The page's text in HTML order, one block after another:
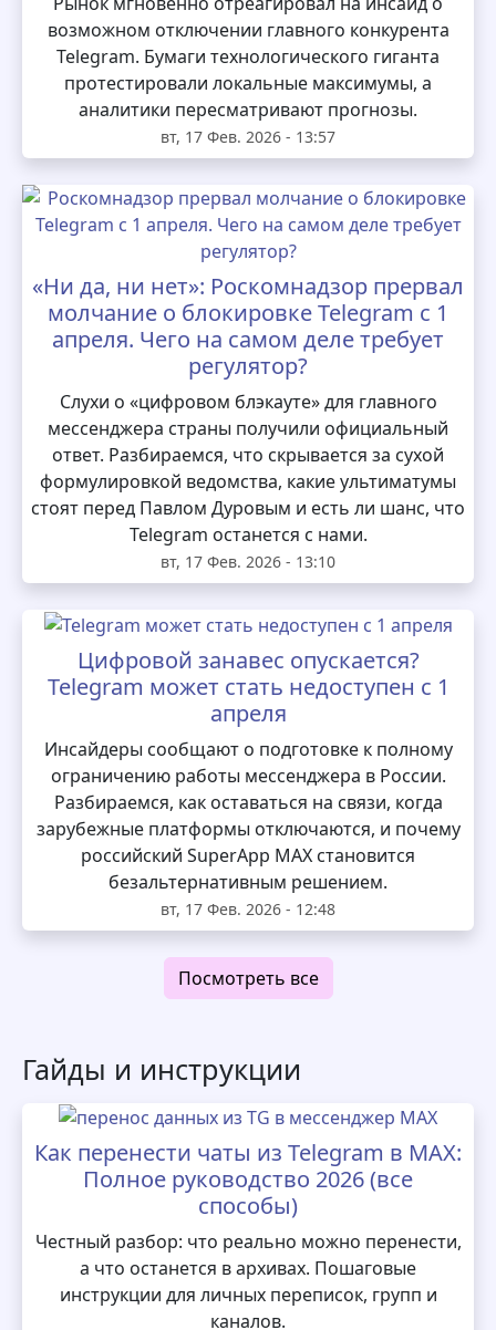
возможном отключении главного конкурента
Telegram. Бумаги технологического гиганта
протестировали локальные максимумы, а
аналитики пересматривают прогнозы.
вт, 17 Фев. 2026 - 13:57
«Ни да, ни нет»: Роскомнадзор прервал
молчание о блокировке Telegram с 1
апреля. Чего на самом деле требует
регулятор?
Слухи о «цифровом блэкауте» для главного
мессенджера страны получили официальный
ответ. Разбираемся, что скрывается за сухой
формулировкой ведомства, какие ультиматумы
стоят перед Павлом Дуровым и есть ли шанс, что
Telegram останется с нами.
вт, 17 Фев. 2026 - 13:10
Цифровой занавес опускается?
Telegram может стать недоступен с 1
апреля
Инсайдеры сообщают о подготовке к полному
ограничению работы мессенджера в России.
Разбираемся, как оставаться на связи, когда
зарубежные платформы отключаются, и почему
российский SuperApp MAX становится
безальтернативным решением.
вт, 17 Фев. 2026 - 12:48
Посмотреть все
Гайды и инструкции
Как перенести чаты из Telegram в MAX:
Полное руководство 2026 (все
способы)
Честный разбор: что реально можно перенести,
а что останется в архивах. Пошаговые
инструкции для личных переписок, групп и
каналов.